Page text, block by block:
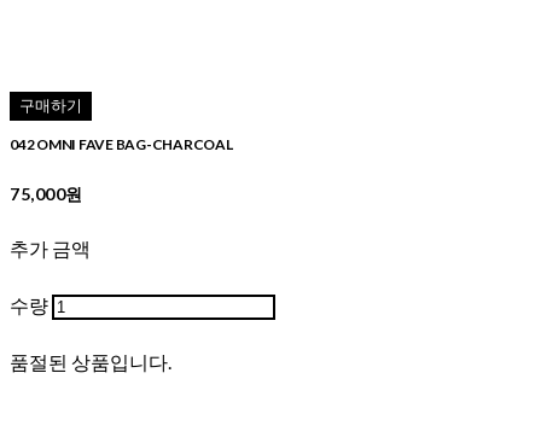
구매하기
042 OMNI FAVE BAG-CHARCOAL
75,000원
추가 금액
수량
품절된 상품입니다.